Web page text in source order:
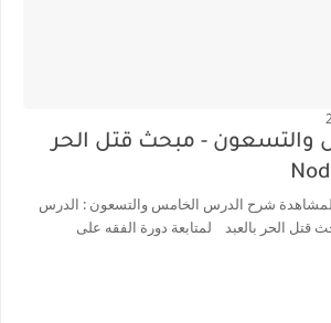
والتسعون - مبحث قتل الحر
لمشاهدة شرح الدرس الخامس والتسعون : الدرس
الحر بالعبد لمتابعة دورة الفقه على